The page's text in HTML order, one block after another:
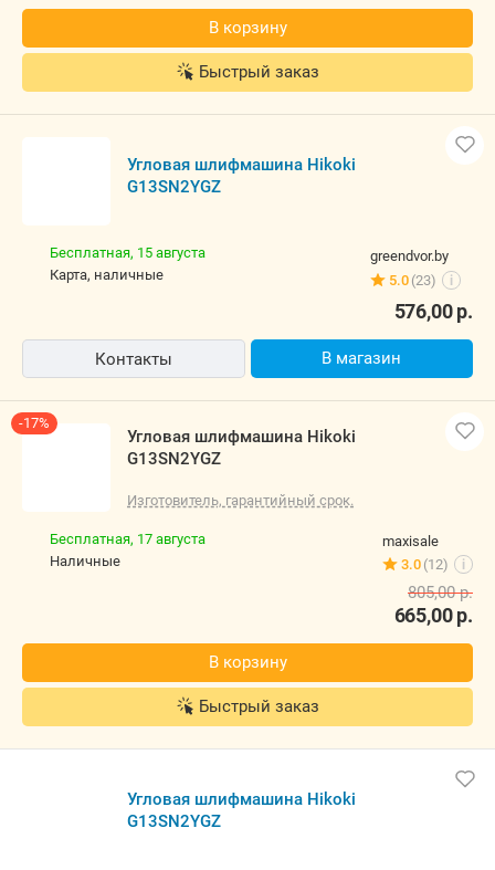
р.
р.
В корзину
i
карта, наличные
576,00р.
Контакты
Изготовитель, гарантийный срок.
17 августа
р.
805,00р.
В корзину